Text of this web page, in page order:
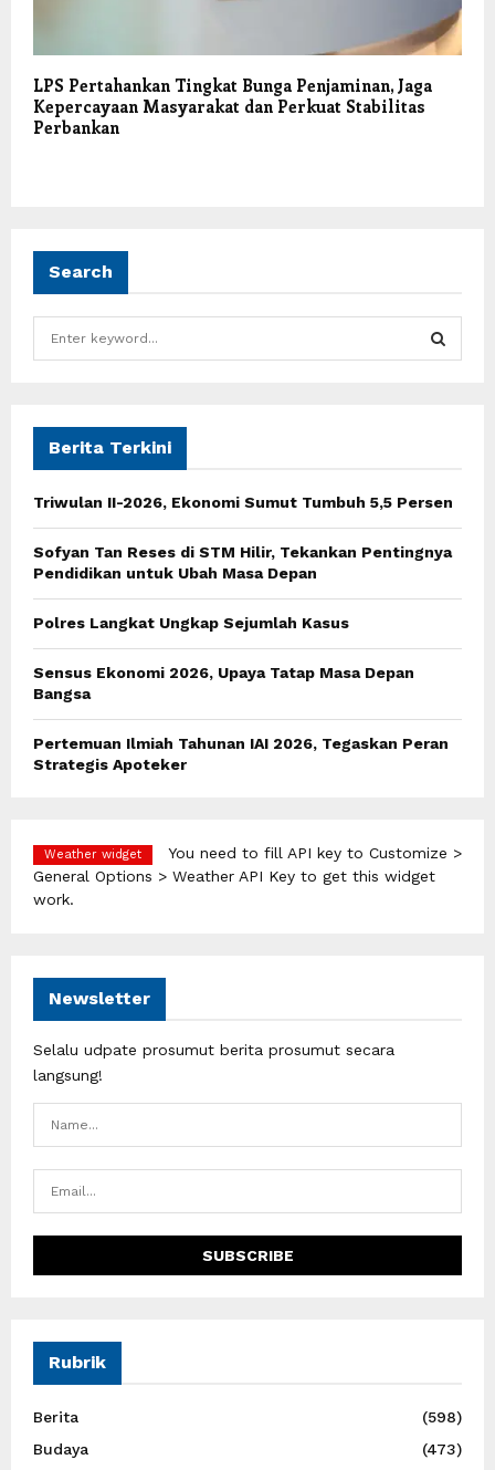
LPS Pertahankan Tingkat Bunga Penjaminan, Jaga
Kepercayaan Masyarakat dan Perkuat Stabilitas
Perbankan
Search
f
r
C
H
Berita Terkini
Triwulan II-2026, Ekonomi Sumut Tumbuh 5,5 Persen
Sofyan Tan Reses di STM Hilir, Tekankan Pentingnya
Pendidikan untuk Ubah Masa Depan
Polres Langkat Ungkap Sejumlah Kasus
Sensus Ekonomi 2026, Upaya Tatap Masa Depan
Bangsa
Pertemuan Ilmiah Tahunan IAI 2026, Tegaskan Peran
Strategis Apoteker
Weather widget
You need to fill API key to Customize >
General Options > Weather API Key to get this widget
work.
Newsletter
Selalu udpate prosumut berita prosumut secara
langsung!
Rubrik
Berita
(598)
Budaya
(473)